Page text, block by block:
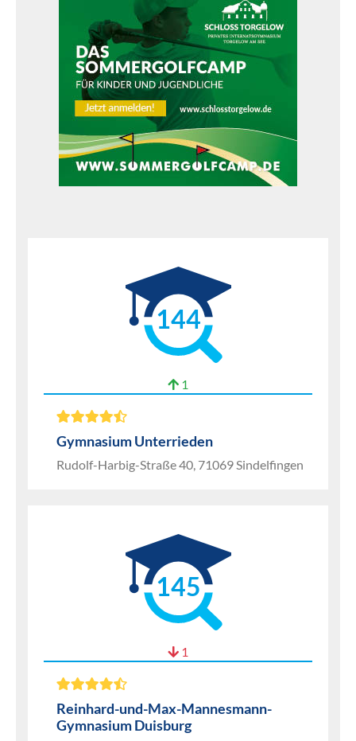
144
1
Gymnasium Unterrieden
Rudolf-Harbig-Straße 40, 71069 Sindelfingen
145
1
Reinhard-und-Max-Mannesmann-
Gymnasium Duisburg